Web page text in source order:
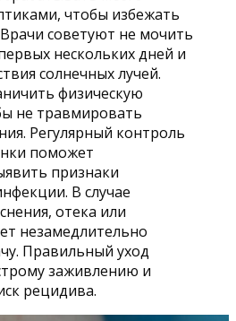
чтобы избежать
советуют не мочить
нескольких дней и
солнечных лучей.
физическую
не травмировать
Регулярный контроль
поможет
признаки
В случае
отека или
незамедлительно
Правильный уход
заживлению и
рецидива.